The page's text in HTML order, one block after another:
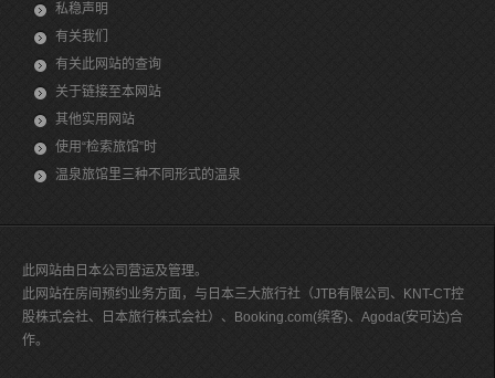
私稳声明
有关我们
有关此网站的查询
关于链接至本网站
其他实用网站
使用“检索旅馆”时
温泉旅馆里三种不同形式的温泉
此网站由日本公司营运及管理。
此网站在房间预约业务方面，与日本三大旅行社（JTB有限公司、KNT-CT控
股株式会社、日本旅行株式会社）、Booking.com(缤客)、Agoda(安可达)合
作。